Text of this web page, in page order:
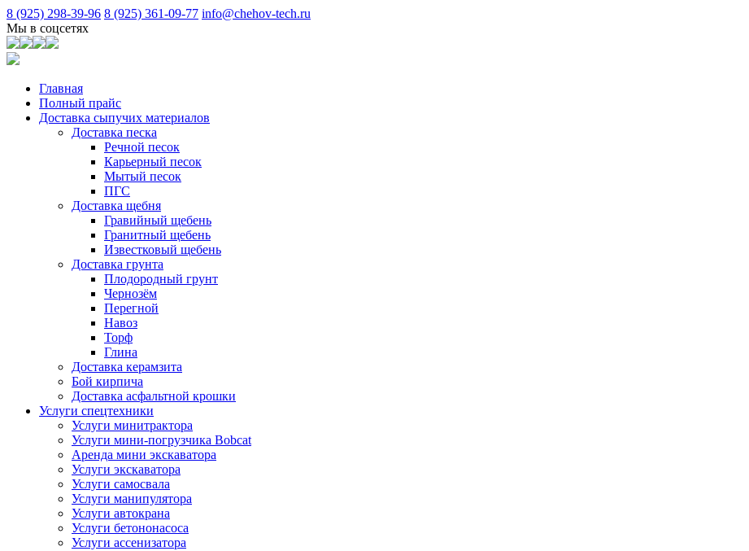
8 (925) 298-39-96 8 (925) 361-09-77 info@chehov-tech.ru
Мы в соцсетях
Главная
Полный прайс
Доставка сыпучих материалов
Доставка песка
Речной песок
Карьерный песок
Мытый песок
ПГС
Доставка щебня
Гравийный щебень
Гранитный щебень
Известковый щебень
Доставка грунта
Плодородный грунт
Чернозём
Перегной
Навоз
Торф
Глина
Доставка керамзита
Бой кирпича
Доставка асфальтной крошки
Услуги спецтехники
Услуги минитрактора
Услуги мини-погрузчика Bobcat
Аренда мини экскаватора
Услуги экскаватора
Услуги самосвала
Услуги манипулятора
Услуги автокрана
Услуги бетононасоса
Услуги ассенизатора